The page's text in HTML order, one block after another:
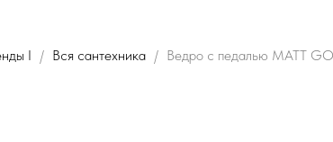
I Вся сантехника Ведро с педалью MATT